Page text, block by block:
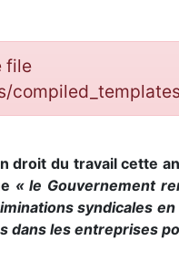
file
droit du travail cette
« le Gouvernement
syndicales
dans les entreprises